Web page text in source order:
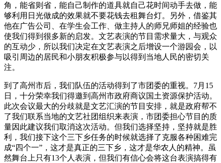
角，能省则省，能自己制作的道具就自己花时间动手去做，能
够利用日光做成的效果就不要花钱去租舞台灯。另外，借鉴其
他在广告公司、在学生会工作、做主持人的师兄师姐的经验也
使我们得到很多新的启发。文艺表演的节目需求量大，与观众
的互动少，所以我们决定在文艺表演之后增设一个游园会，以
吸引周边的居民和小朋友积极参与以得到当地人民的密切关
注。
到了高州市后，我们队伍的活动得到了市团委的重视。7月15
日，十分荣幸我们得邀到高州市政府商议国土资源保护活动。
此次会议最大的分歧就是文艺汇演的节目安排，就是政府帮不
了我们联系当地的文艺社团组织来表演，市团委担心节目的质
量因此建议我们取消这次活动。但我们选择坚持，坚持就是胜
利，我们接下这个三下乡任务的时候就选择了克服各种困难完
成“四个一”，这才是真正的三下乡，这才是华农人的精神。虽
然舞台上只有13个人表演，但我们有信心会将这台表演搞得有